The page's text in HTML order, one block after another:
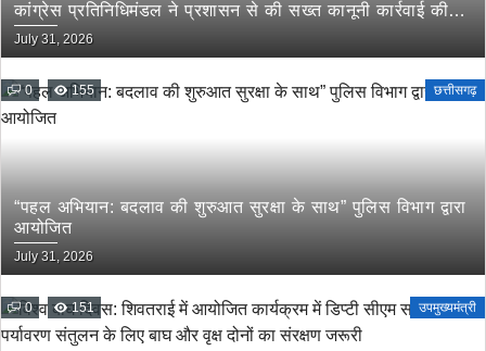
कांग्रेस प्रतिनिधिमंडल ने प्रशासन से की सख्त कानूनी कार्रवाई की
मांग
July 31, 2026
0 155 छत्तीसगढ़
“पहल अभियान: बदलाव की शुरुआत सुरक्षा के साथ” पुलिस विभाग द्वारा
आयोजित
July 31, 2026
0 151 उपमुख्यमंत्री